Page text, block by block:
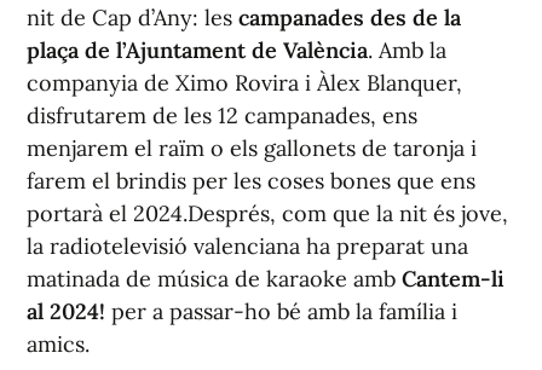
nit de Cap d’Any: les campanades des de la
plaça de l’Ajuntament de València. Amb la
companyia de Ximo Rovira i Àlex Blanquer,
disfrutarem de les 12 campanades, ens
menjarem el raïm o els gallonets de taronja i
farem el brindis per les coses bones que ens
portarà el 2024.Després, com que la nit és jove,
la radiotelevisió valenciana ha preparat una
matinada de música de karaoke amb Cantem-li
al 2024! per a passar-ho bé amb la família i
amics.